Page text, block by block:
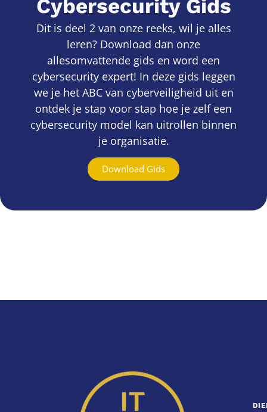
Cybersecurity Gids
Dit is deel 2 van onze reeks, wil je alles
leren? Download dan onze
allesomvattende gids en word een
cybersecurity expert! In deze gids leggen
we je het ABC van cyberveiligheid uit en
ontdek je stap voor stap hoe je zelf een
cybersecurity model kan uitrollen binnen
je organisatie.
Download Gids